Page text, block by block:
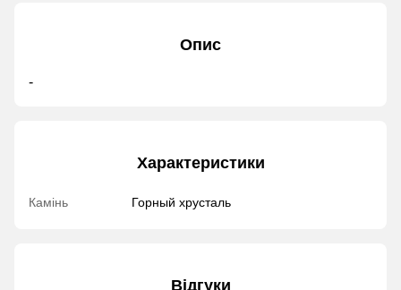
Опис
-
Характеристики
Камінь Горный хрусталь
Відгуки